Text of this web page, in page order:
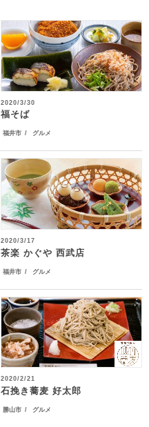
2020/3/30
福そば
福井市 グルメ
2020/3/17
茶楽 かぐや 西武店
福井市 グルメ
2020/2/21
石挽き蕎麦 好太郎
勝山市 グルメ